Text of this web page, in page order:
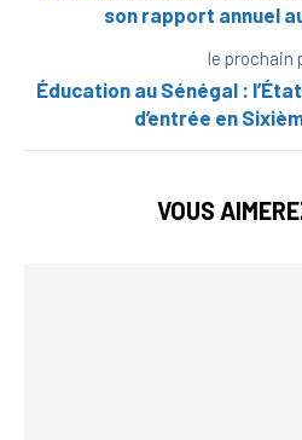
son rapport annuel
le prochain
Éducation au Sénégal :
d’entrée en
VOUS